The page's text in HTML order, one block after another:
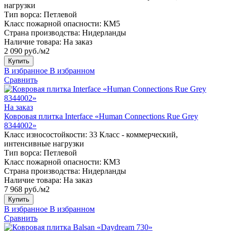
нагрузки
Тип ворса: Петлевой
Класс пожарной опасности: КМ5
Страна производства: Нидерланды
Наличие товара: На заказ
2 090 руб./м2
Купить
В избранное В избранном
Сравнить
На заказ
Ковровая плитка Interface «Human Connections Rue Grey
8344002»
Класс износостойкости: 33 Класс - коммерческий,
интенсивные нагрузки
Тип ворса: Петлевой
Класс пожарной опасности: КМ3
Страна производства: Нидерланды
Наличие товара: На заказ
7 968 руб./м2
Купить
В избранное В избранном
Сравнить